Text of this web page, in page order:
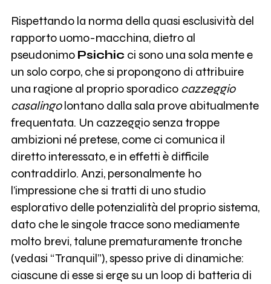
Rispettando la norma della quasi esclusività del
rapporto uomo-macchina, dietro al
pseudonimo Psichic ci sono una sola mente e
un solo corpo, che si propongono di attribuire
una ragione al proprio sporadico cazzeggio
casalingolontano dalla sala prove abitualmente
frequentata. Un cazzeggio senza troppe
ambizioni né pretese, come ci comunica il
diretto interessato, e in effetti è difficile
contraddirlo. Anzi, personalmente ho
l’impressione che si tratti di uno studio
esplorativo delle potenzialità del proprio sistema,
dato che le singole tracce sono mediamente
molto brevi, talune prematuramente tronche
(vedasi “Tranquil”), spesso prive di dinamiche:
ciascune di esse si erge su un loop di batteria di